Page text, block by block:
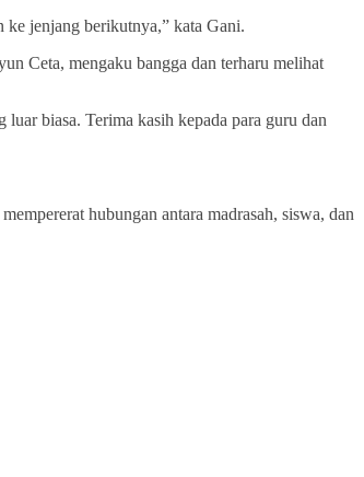
ke jenjang berikutnya,” kata Gani.
Ceta, mengaku bangga dan terharu melihat
biasa. Terima kasih kepada para guru dan
hubungan antara madrasah, siswa, dan